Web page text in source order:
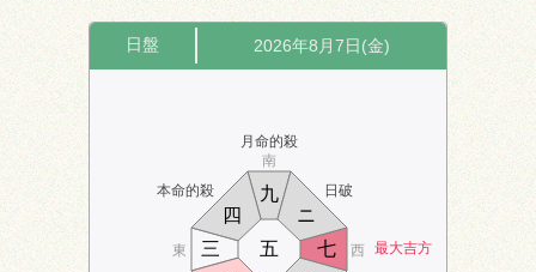
日盤 2026年8月7日(金)
本命的殺
月命的殺
日破
最大吉方
南
東 西
ニ
三
四
五
七
九